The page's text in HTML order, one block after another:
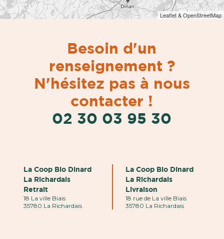
Besoin d'un
renseignement ?
N'hésitez pas à nous
contacter !
02 30 03 95 30
La Coop Bio Dinard
La Richardais
Retrait
18 La ville Biais
35780 La Richardais
La Coop Bio Dinard
La Richardais
Livraison
18 rue de La ville Biais
35780 La Richardais
Leaflet & OpenStreetMap